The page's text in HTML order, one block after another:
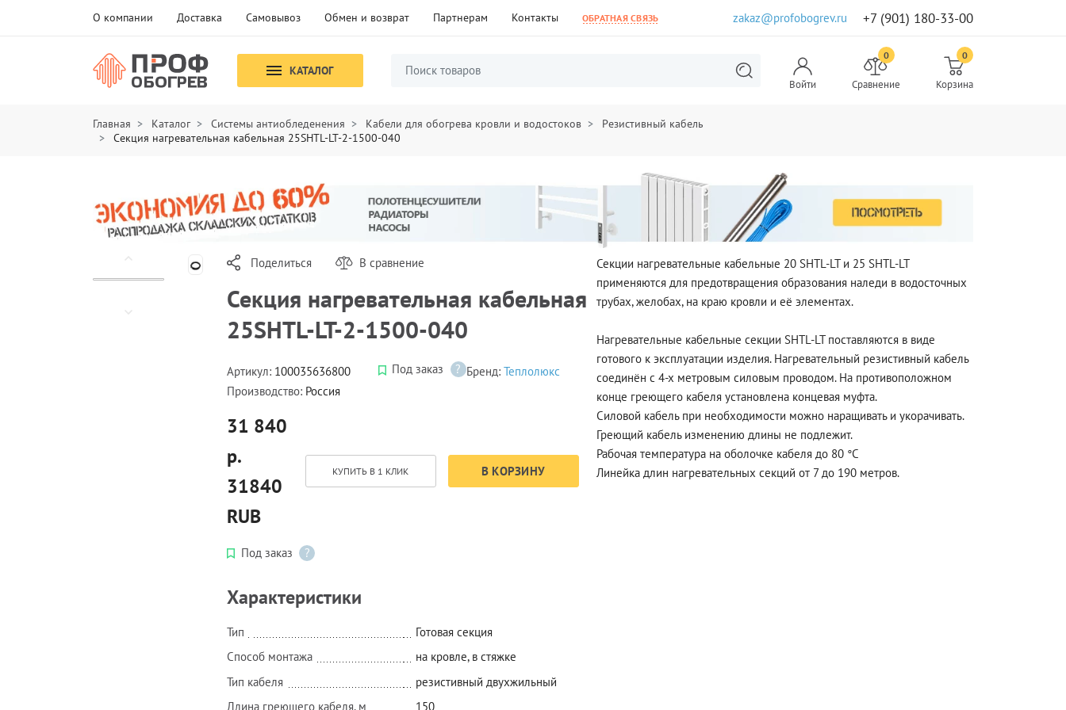
О компании Доставка Самовывоз Обмен и возврат Партнерам Контакты ОБРАТНАЯ СВЯЗЬ zakaz@profobogrev.ru +7 (901) 180-33-00
КАТАЛОГ
Войти
0
Сравнение
0
Корзина
Главная Каталог Системы антиобледенения Кабели для обогрева кровли и водостоков
Резистивный кабель
Секция нагревательная кабельная 25SHTL-LT-2-1500-040
Поделиться В сравнение
Секция нагревательная кабельная
25SHTL-LT-2-1500-040
Артикул: 100035636800 Под заказ ? Бренд: Теплолюкс
Производство: Россия
31 840
р.
31840
RUB
КУПИТЬ В 1 КЛИК В КОРЗИНУ
Под заказ ?
Характеристики
Тип
Готовая секция
Способ монтажа
на кровле, в стяжке
Тип кабеля
резистивный двухжильный
Длина греющего кабеля, м
150
Секции нагревательные кабельные 20 SHTL-LT и 25 SHTL-LT
применяются для предотвращения образования наледи в водосточных
трубах, желобах, на краю кровли и её элементах.
Нагревательные кабельные секции SHTL-LT поставляются в виде
готового к эксплуатации изделия. Нагревательный резистивный кабель
соединён с 4-х метровым силовым проводом. На противоположном
конце греющего кабеля установлена концевая муфта.
Силовой кабель при необходимости можно наращивать и укорачивать.
Греющий кабель изменению длины не подлежит.
Рабочая температура на оболочке кабеля до 80 °С
Линейка длин нагревательных секций от 7 до 190 метров.